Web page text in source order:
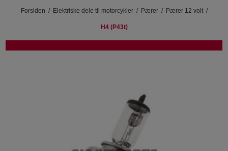
Forsiden / Elektriske dele til motorcykler / Pærer / Pærer 12 volt /
H4 (P43t)